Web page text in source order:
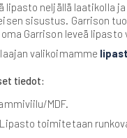
lipasto neljällä laatikolla
sisustus. Garrison
Garrison leveä
valikoimamme
tiedot:
MDF.
Lipasto toimitetaan